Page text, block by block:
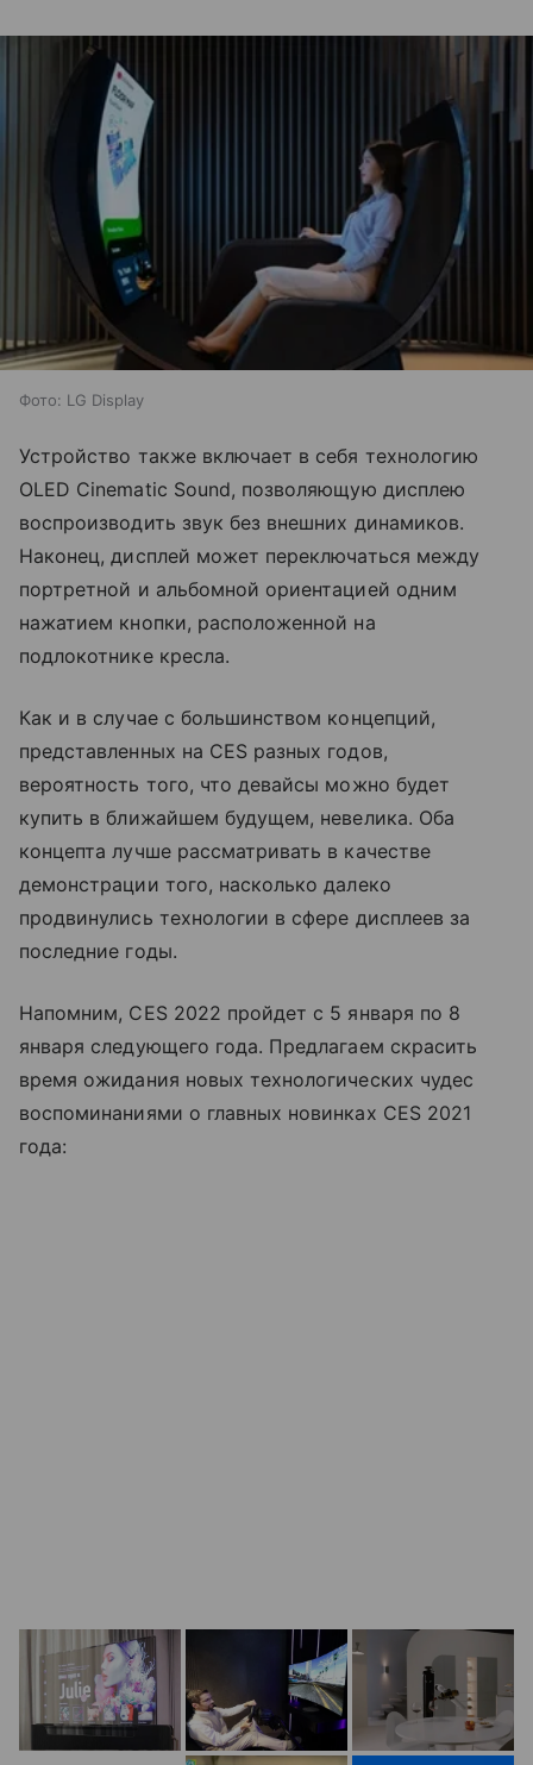
Фото: LG Display
Устройство также включает в себя технологию
OLED Cinematic Sound, позволяющую дисплею
воспроизводить звук без внешних динамиков.
Наконец, дисплей может переключаться между
портретной и альбомной ориентацией одним
нажатием кнопки, расположенной на
подлокотнике кресла.
Как и в случае с большинством концепций,
представленных на CES разных годов,
вероятность того, что девайсы можно будет
купить в ближайшем будущем, невелика. Оба
концепта лучше рассматривать в качестве
демонстрации того, насколько далеко
продвинулись технологии в сфере дисплеев за
последние годы.
Напомним, CES 2022 пройдет с 5 января по 8
января следующего года. Предлагаем скрасить
время ожидания новых технологических чудес
воспоминаниями о главных новинках CES 2021
года: